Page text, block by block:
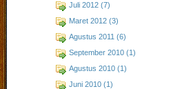
Juli 2012 (7)
Maret 2012 (3)
Agustus 2011 (6)
September 2010 (1)
Agustus 2010 (1)
Juni 2010 (1)